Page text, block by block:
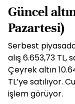
Güncel
Pazartesi)
Serbest
alış 6.653,73 TL,
Çeyrek altın
TL’ye satılıyor.
işlem görüyor.